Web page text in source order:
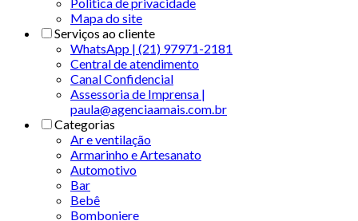
Mapa do site
Serviços ao cliente
WhatsApp | (21) 97971-2181
Central de atendimento
Canal Confidencial
Assessoria de Imprensa |
paula@agenciaamais.com.br
Categorias
Ar e ventilação
Armarinho e Artesanato
Automotivo
Bar
Bebê
Bomboniere